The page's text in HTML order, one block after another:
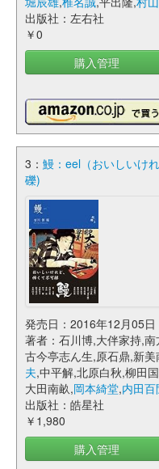
出版社：左右社
￥0
購入管理
3： 鰻：eel（おいしいけ
礫)
発売日：2016年12月05日
著者：石川博,大伴家持,南
古今亭志ん生,原石鼎,新美
夫,中平解,北原白秋,柳田
大田南畝,岡本綺堂,内田百
出版社：皓星社
￥1,980
購入管理